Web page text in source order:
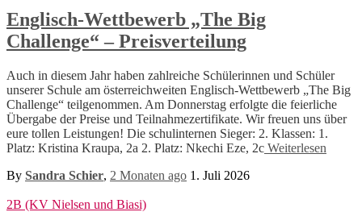
Englisch-Wettbewerb „The Big
Challenge“ – Preisverteilung
Auch in diesem Jahr haben zahlreiche Schülerinnen und Schüler
unserer Schule am österreichweiten Englisch-Wettbewerb „The Big
Challenge“ teilgenommen. Am Donnerstag erfolgte die feierliche
Übergabe der Preise und Teilnahmezertifikate. Wir freuen uns über
eure tollen Leistungen! Die schulinternen Sieger: 2. Klassen: 1.
Platz: Kristina Kraupa, 2a 2. Platz: Nkechi Eze, 2c Weiterlesen
By Sandra Schier, 2 Monaten ago 1. Juli 2026
2B (KV Nielsen und Biasi)